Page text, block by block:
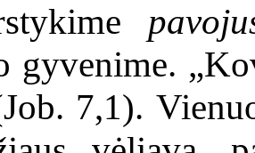
gyvenime.
7,1).